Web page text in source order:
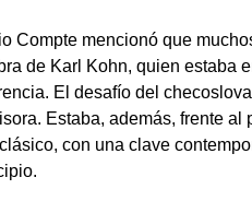
Compte mencionó que
de Karl Kohn, quien estaba
El desafío del
Estaba, además, frente
con una clave